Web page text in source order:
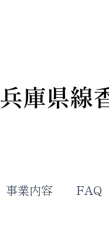
兵庫県線
事業内容 FAQ